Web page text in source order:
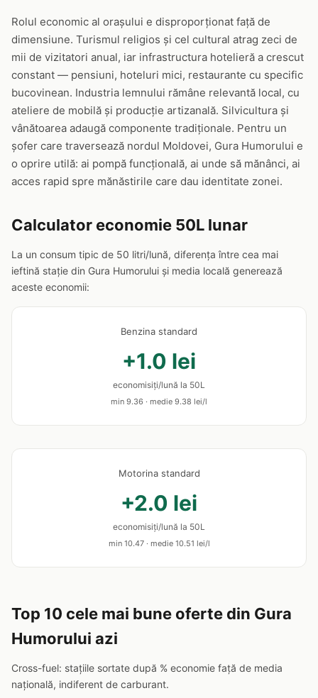
Rolul economic al orașului e disproporționat față de
dimensiune. Turismul religios și cel cultural atrag zeci de
mii de vizitatori anual, iar infrastructura hotelieră a crescut
constant — pensiuni, hoteluri mici, restaurante cu specific
bucovinean. Industria lemnului rămâne relevantă local, cu
ateliere de mobilă și producție artizanală. Silvicultura și
vânătoarea adaugă componente tradiționale. Pentru un
șofer care traversează nordul Moldovei, Gura Humorului e
o oprire utilă: ai pompă funcțională, ai unde să mănânci, ai
acces rapid spre mănăstirile care dau identitate zonei.
Calculator economie 50L lunar
La un consum tipic de 50 litri/lună, diferența între cea mai
ieftină stație din Gura Humorului și media locală generează
aceste economii:
Benzina standard
+1.0 lei
economisiți/lună la 50L
min 9.36 · medie 9.38 lei/l
Motorina standard
+2.0 lei
economisiți/lună la 50L
min 10.47 · medie 10.51 lei/l
Top 10 cele mai bune oferte din Gura
Humorului azi
Cross-fuel: stațiile sortate după % economie față de media
națională, indiferent de carburant.